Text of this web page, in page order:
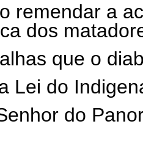
remendar a
dos
que o
Lei do
do